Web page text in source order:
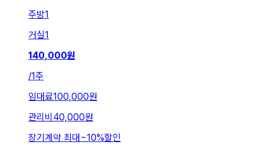
주방1
거실1
140,000원
/1주
임대료100,000원
관리비 40,000원
장기계약 최대~10%할인